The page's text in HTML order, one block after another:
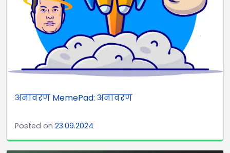
अनावरण MemePad: अनावरण
Posted on 23.09.2024